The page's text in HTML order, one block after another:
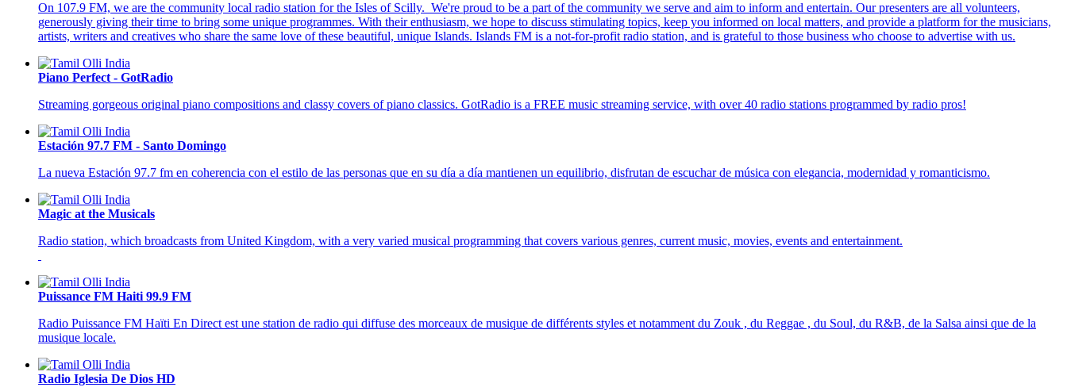
On 107.9 FM, we are the community local radio station for the Isles of Scilly. We're proud to be a part of the community we serve and aim to inform and entertain. Our presenters are all volunteers,
generously giving their time to bring some unique programmes. With their enthusiasm, we hope to discuss stimulating topics, keep you informed on local matters, and provide a platform for the musicians,
artists, writers and creatives who share the same love of these beautiful, unique Islands. Islands FM is a not-for-profit radio station, and is grateful to those business who choose to advertise with us.
Piano Perfect - GotRadio
Streaming gorgeous original piano compositions and classy covers of piano classics. GotRadio is a FREE music streaming service, with over 40 radio stations programmed by radio pros!
Estación 97.7 FM - Santo Domingo
La nueva Estación 97.7 fm en coherencia con el estilo de las personas que en su día a día mantienen un equilibrio, disfrutan de escuchar de música con elegancia, modernidad y romanticismo.
Magic at the Musicals
Radio station, which broadcasts from United Kingdom, with a very varied musical programming that covers various genres, current music, movies, events and entertainment.
Puissance FM Haiti 99.9 FM
Radio Puissance FM Haïti En Direct est une station de radio qui diffuse des morceaux de musique de différents styles et notamment du Zouk , du Reggae , du Soul, du R&B, de la Salsa ainsi que de la
musique locale.
Radio Iglesia De Dios HD